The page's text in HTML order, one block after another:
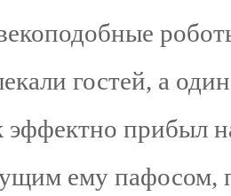
гостей, а
прибыл
ему пафосом,